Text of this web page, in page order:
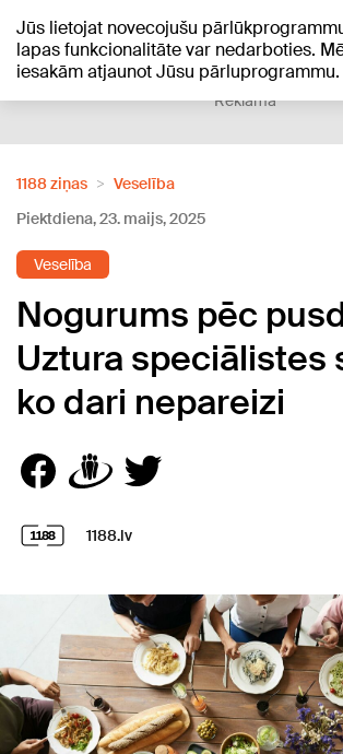
Jūs lietojat novecojušu
lapas funkcionalitāte var nedarboties.
iesakām atjaunot Jūsu pārluprogrammu.
+15°C
Reklāma
1188 ziņas
Veselība
Piektdiena, 23. maijs, 2025
Veselība
Nogurums pēc
Uztura speciālistes
ko dari nepareizi
1188.lv